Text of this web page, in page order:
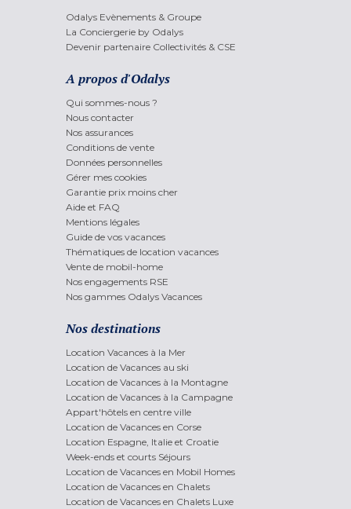
Odalys Evènements & Groupe
La Conciergerie by Odalys
Devenir partenaire Collectivités & CSE
A propos d'Odalys
Qui sommes-nous ?
Nous contacter
Nos assurances
Conditions de vente
Données personnelles
Gérer mes cookies
Garantie prix moins cher
Aide et FAQ
Mentions légales
Guide de vos vacances
Thématiques de location vacances
Vente de mobil-home
Nos engagements RSE
Nos gammes Odalys Vacances
Nos destinations
Location Vacances à la Mer
Location de Vacances au ski
Location de Vacances à la Montagne
Location de Vacances à la Campagne
Appart'hôtels en centre ville
Location de Vacances en Corse
Location Espagne, Italie et Croatie
Week-ends et courts Séjours
Location de Vacances en Mobil Homes
Location de Vacances en Chalets
Location de Vacances en Chalets Luxe